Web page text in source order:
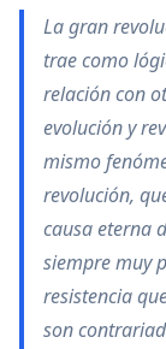
La gran
trae como
relación con
evolución y
mismo
revolución,
causa eterna
siempre muy
resistencia
son